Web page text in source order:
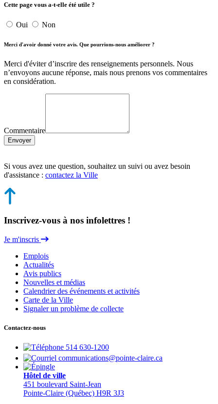
Cette page vous a-t-elle été utile ?
Oui Non
Merci d'avoir donné votre avis. Que pourrions-nous améliorer ?
Merci d'éviter d’inscrire des renseignements personnels. Nous
n’envoyons aucune réponse, mais nous prenons vos commentaires
en considération.
Commentaire
Envoyer
Si vous avez une question, souhaitez un suivi ou avez besoin
d'assistance : contactez la Ville
Inscrivez-vous à nos infolettres !
Je m'inscris
Emplois
Actualités
Avis publics
Nouvelles et médias
Calendrier des événements et activités
Carte de la Ville
Signaler un problème de collecte
Contactez-nous
514 630-1200
communications@pointe-claire.ca
Hôtel de ville
451 boulevard Saint-Jean
Pointe-Claire (Québec) H9R 3J3